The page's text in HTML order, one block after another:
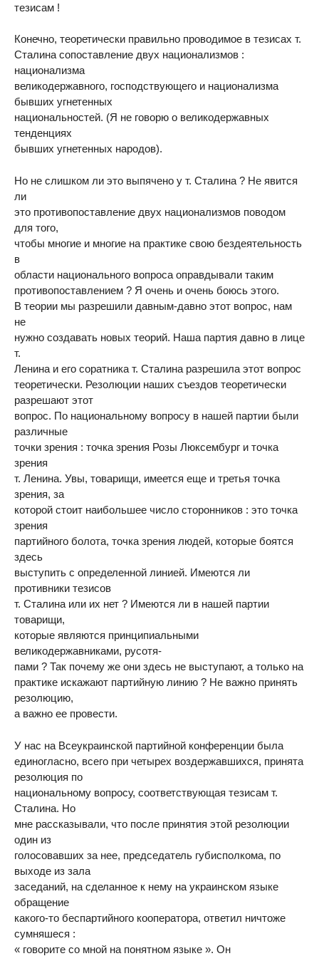
тезисам !
Конечно, теоретически правильно проводимое в тезисах т.
Сталина сопоставление двух национализмов :
национализма
великодержавного, господствующего и национализма
бывших угнетенных
национальностей. (Я не говорю о великодержавных
тенденциях
бывших угнетенных народов).
Но не слишком ли это выпячено у т. Сталина ? Не явится
ли
это противопоставление двух национализмов поводом
для того,
чтобы многие и многие на практике свою бездеятельность
в
области национального вопроса оправдывали таким
противопоставлением ? Я очень и очень боюсь этого.
В теории мы разрешили давным-давно этот вопрос, нам
не
нужно создавать новых теорий. Наша партия давно в лице
т.
Ленина и его соратника т. Сталина разрешила этот вопрос
теоретически. Резолюции наших съездов теоретически
разрешают этот
вопрос. По национальному вопросу в нашей партии были
различные
точки зрения : точка зрения Розы Люксембург и точка
зрения
т. Ленина. Увы, товарищи, имеется еще и третья точка
зрения, за
которой стоит наибольшее число сторонников : это точка
зрения
партийного болота, точка зрения людей, которые боятся
здесь
выступить с определенной линией. Имеются ли
противники тезисов
т. Сталина или их нет ? Имеются ли в нашей партии
товарищи,
которые являются принципиальными
великодержавниками, русотя-
пами ? Так почему же они здесь не выступают, а только на
практике искажают партийную линию ? Не важно принять
резолюцию,
а важно ее провести.
У нас на Всеукраинской партийной конференции была
единогласно, всего при четырех воздержавшихся, принята
резолюция по
национальному вопросу, соответствующая тезисам т.
Сталина. Но
мне рассказывали, что после принятия этой резолюции
один из
голосовавших за нее, председатель губисполкома, по
выходе из зала
заседаний, на сделанное к нему на украинском языке
обращение
какого-то беспартийного кооператора, ответил ничтоже
сумняшеся :
« говорите со мной на понятном языке ». Он